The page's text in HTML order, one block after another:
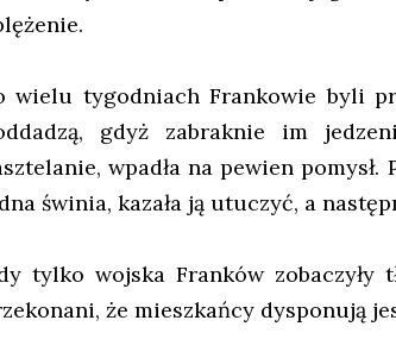
wielu tygodniach Frankowie byli
gdyż zabraknie im
wpadła na pewien
świnia, kazała ją utuczyć, a
tylko wojska Franków zobaczyły
że mieszkańcy dysponują